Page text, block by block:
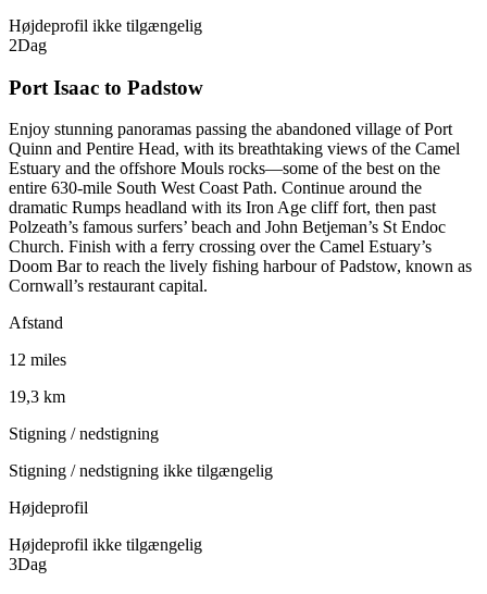
Højdeprofil ikke tilgængelig
2Dag
Port Isaac to Padstow
Enjoy stunning panoramas passing the abandoned village of Port
Quinn and Pentire Head, with its breathtaking views of the Camel
Estuary and the offshore Mouls rocks—some of the best on the
entire 630-mile South West Coast Path. Continue around the
dramatic Rumps headland with its Iron Age cliff fort, then past
Polzeath’s famous surfers’ beach and John Betjeman’s St Endoc
Church. Finish with a ferry crossing over the Camel Estuary’s
Doom Bar to reach the lively fishing harbour of Padstow, known as
Cornwall’s restaurant capital.
Afstand
12 miles
19,3 km
Stigning / nedstigning
Stigning / nedstigning ikke tilgængelig
Højdeprofil
Højdeprofil ikke tilgængelig
3Dag